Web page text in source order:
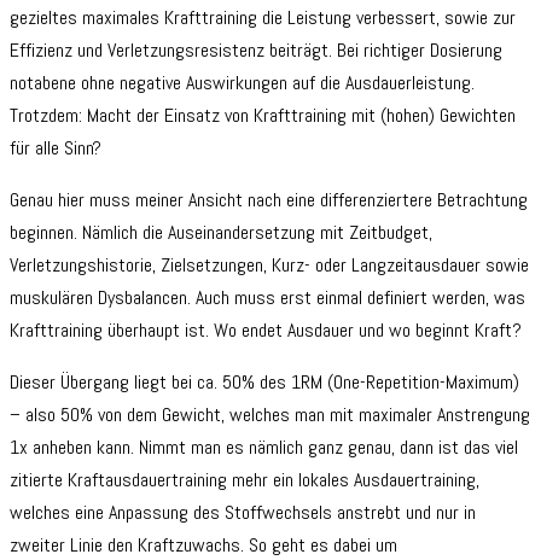
gezieltes maximales Krafttraining die Leistung verbessert, sowie zur
Effizienz und Verletzungsresistenz beiträgt. Bei richtiger Dosierung
notabene ohne negative Auswirkungen auf die Ausdauerleistung.
Trotzdem: Macht der Einsatz von Krafttraining mit (hohen) Gewichten
für alle Sinn?
Genau hier muss meiner Ansicht nach eine differenziertere Betrachtung
beginnen. Nämlich die Auseinandersetzung mit Zeitbudget,
Verletzungshistorie, Zielsetzungen, Kurz- oder Langzeitausdauer sowie
muskulären Dysbalancen. Auch muss erst einmal definiert werden, was
Krafttraining überhaupt ist. Wo endet Ausdauer und wo beginnt Kraft?
Dieser Übergang liegt bei ca. 50% des 1RM (One-Repetition-Maximum)
– also 50% von dem Gewicht, welches man mit maximaler Anstrengung
1x anheben kann. Nimmt man es nämlich ganz genau, dann ist das viel
zitierte Kraftausdauertraining mehr ein lokales Ausdauertraining,
welches eine Anpassung des Stoffwechsels anstrebt und nur in
zweiter Linie den Kraftzuwachs. So geht es dabei um